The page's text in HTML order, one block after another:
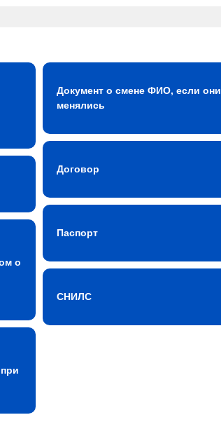
о
Документ о смене ФИО, если они
менялись
Договор
Паспорт
СНИЛС